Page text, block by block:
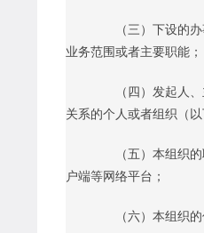
（三）下设的办
业务范围或者主要职能；
（四）发起人、
关系的个人或者组织（
（五）本组织的
户端等网络平台；
（六）本组织的